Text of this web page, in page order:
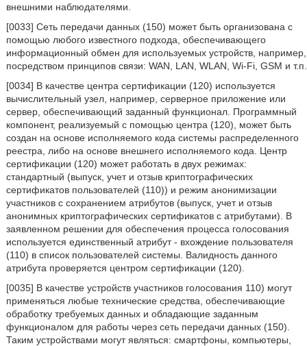
внешними наблюдателями.
[0033] Сеть передачи данных (150) может быть организована с
помощью любого известного подхода, обеспечивающего
информационный обмен для используемых устройств, например,
посредством принципов связи: WAN, LAN, WLAN, Wi-Fi, GSM и т.п.
[0034] В качестве центра сертификации (120) используется
вычислительный узел, например, серверное приложение или
сервер, обеспечивающий заданный функционал. Программный
компонент, реализуемый с помощью центра (120), может быть
создан на основе исполняемого кода системы распределенного
реестра, либо на основе внешнего исполняемого кода. Центр
сертификации (120) может работать в двух режимах:
стандартный (выпуск, учет и отзыв криптографических
сертификатов пользователей (110)) и режим анонимизации
участников с сохранением атрибутов (выпуск, учет и отзыв
анонимных криптографических сертификатов с атрибутами). В
заявленном решении для обеспечения процесса голосования
используется единственный атрибут - вхождение пользователя
(110) в список пользователей системы. Валидность данного
атрибута проверяется центром сертификации (120).
[0035] В качестве устройств участников голосования 110) могут
применяться любые технические средства, обеспечивающие
обработку требуемых данных и обладающие заданным
функционалом для работы через сеть передачи данных (150).
Таким устройствами могут являться: смартфоны, компьютеры,